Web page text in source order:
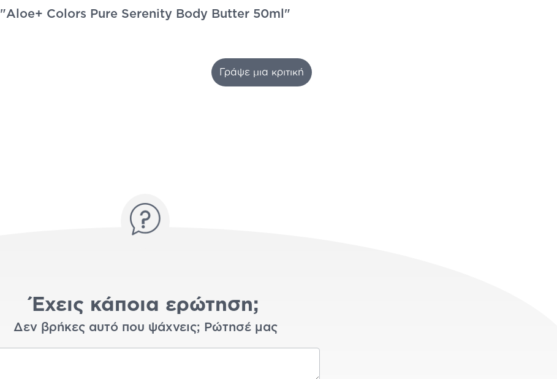
"Aloe+ Colors Pure Serenity Body Butter 50ml"
Γράψε μια κριτική
Έχεις κάποια ερώτηση;
Δεν βρήκες αυτό που ψάχνεις; Ρώτησέ μας